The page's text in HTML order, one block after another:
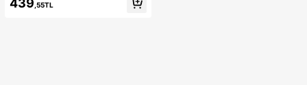
439 ,55TL